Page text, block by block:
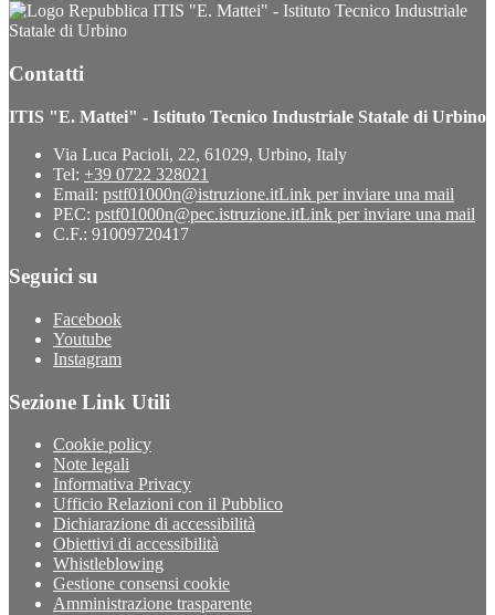
ITIS "E. Mattei" - Istituto Tecnico Industriale
Statale di Urbino
Contatti
ITIS "E. Mattei" - Istituto Tecnico Industriale Statale di Urbino
Via Luca Pacioli, 22, 61029, Urbino, Italy
Tel: +39 0722 328021
Email: pstf01000n@istruzione.itLink per inviare una mail
PEC: pstf01000n@pec.istruzione.itLink per inviare una mail
C.F.: 91009720417
Seguici su
Facebook
Youtube
Instagram
Sezione Link Utili
Cookie policy
Note legali
Informativa Privacy
Ufficio Relazioni con il Pubblico
Dichiarazione di accessibilità
Obiettivi di accessibilità
Whistleblowing
Gestione consensi cookie
Amministrazione trasparente